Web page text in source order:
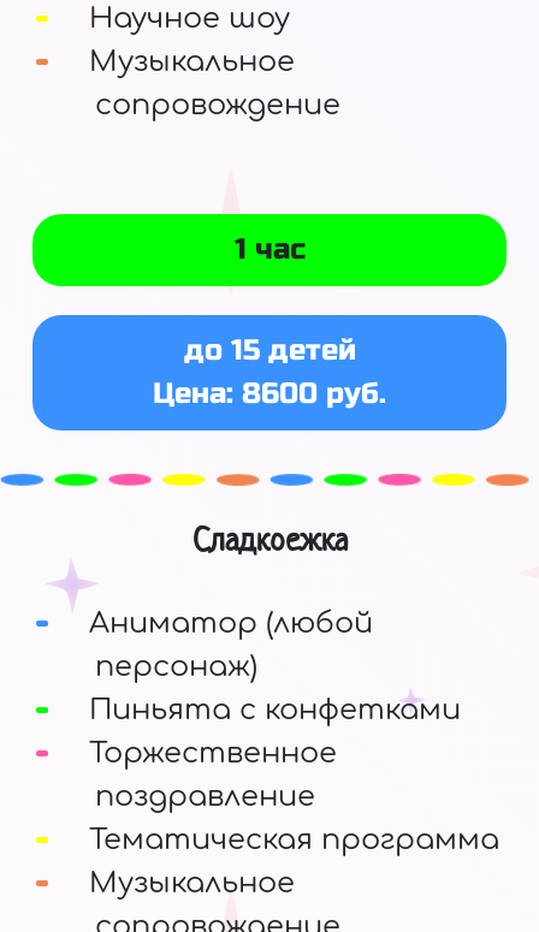
Научное шоу
Музыкальное
сопровождение
1 час
до 15 детей
Цена: 8600 руб.
Сладкоежка
Аниматор (любой
персонаж)
Пиньята с конфетками
Торжественное
поздравление
Тематическая программа
Музыкальное